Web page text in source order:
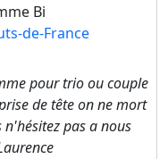
Bi
de-France
pour trio ou couple
de tête on ne mort
pas a nous